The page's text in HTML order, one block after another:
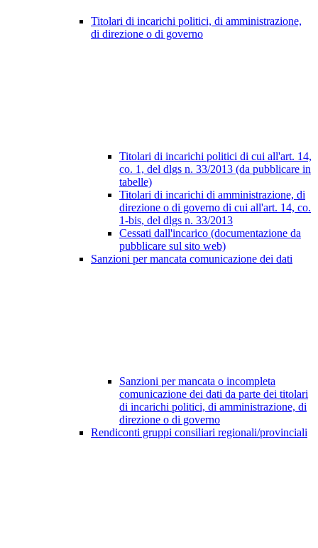
Titolari di incarichi politici, di amministrazione,
di direzione o di governo
Titolari di incarichi politici di cui all'art. 14,
co. 1, del dlgs n. 33/2013 (da pubblicare in
tabelle)
Titolari di incarichi di amministrazione, di
direzione o di governo di cui all'art. 14, co.
1-bis, del dlgs n. 33/2013
Cessati dall'incarico (documentazione da
pubblicare sul sito web)
Sanzioni per mancata comunicazione dei dati
Sanzioni per mancata o incompleta
comunicazione dei dati da parte dei titolari
di incarichi politici, di amministrazione, di
direzione o di governo
Rendiconti gruppi consiliari regionali/provinciali